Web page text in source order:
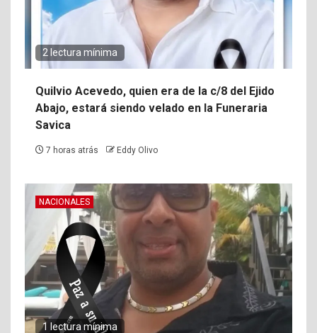
2 lectura mínima
Quilvio Acevedo, quien era de la c/8 del Ejido
Abajo, estará siendo velado en la Funeraria
Savica
7 horas atrás Eddy Olivo
NACIONALES
1 lectura mínima